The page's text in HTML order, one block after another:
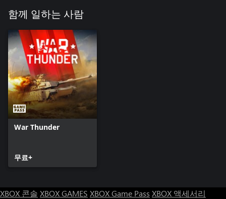
함께 일하는 사람
War Thunder
무료+
XBOX 콘솔 XBOX GAMES XBOX Game Pass XBOX 액세서리